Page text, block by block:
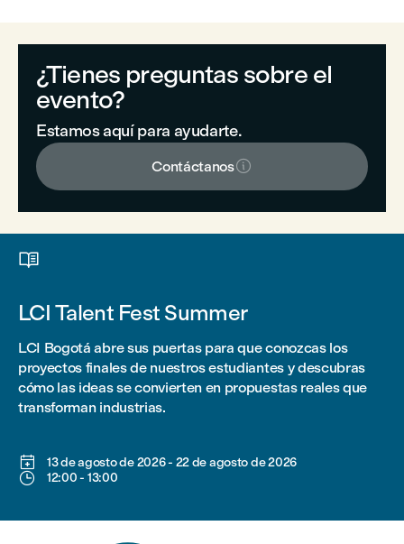
¿Tienes preguntas sobre el
evento?
Estamos aquí para ayudarte.
Contáctanos

LCI Talent Fest Summer
LCI Bogotá abre sus puertas para que conozcas los
proyectos finales de nuestros estudiantes y descubras
cómo las ideas se convierten en propuestas reales que
transforman industrias.
 13 de agosto de 2026- 22 de agosto de 2026
 12:00- 13:00